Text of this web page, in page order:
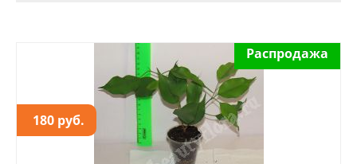
180 руб.
Распродажа